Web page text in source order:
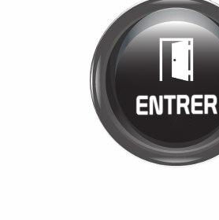
Bienvenue chez
ETS VIGNON
Cliquez pour entrer